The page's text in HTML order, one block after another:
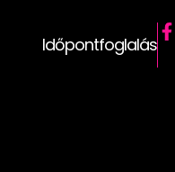
Időpontfoglalás